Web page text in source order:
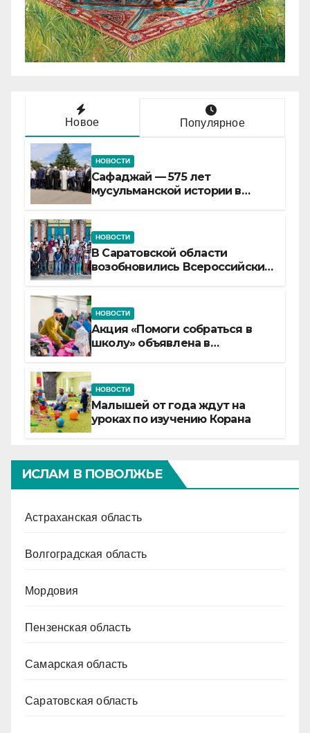
Новое Популярное
НОВОСТИ
Сафаджай — 575 лет
мусульманской истории в
НОВОСТИ
В Саратовской области
возобновились Всероссийские
НОВОСТИ
Акция «Помоги собраться в
школу» объявлена в
НОВОСТИ
Малышей от года ждут на
уроках по изучению Корана
ИСЛАМ В ПОВОЛЖЬЕ
Астраханская область
Волгоградская область
Мордовия
Пензенская область
Самарская область
Саратовская область